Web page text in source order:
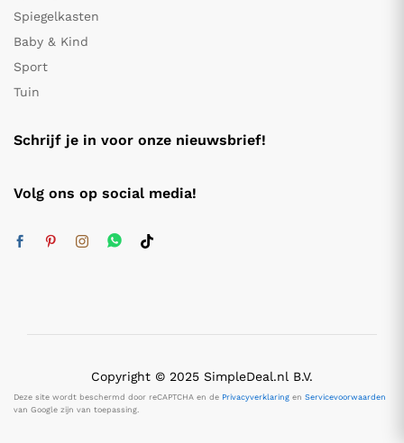
Spiegelkasten
Baby & Kind
Sport
Tuin
Schrijf je in voor onze nieuwsbrief!
Volg ons op social media!
Copyright © 2025 SimpleDeal.nl B.V.
Deze site wordt beschermd door reCAPTCHA en de Privacyverklaring en Servicevoorwaarden
van Google zijn van toepassing.